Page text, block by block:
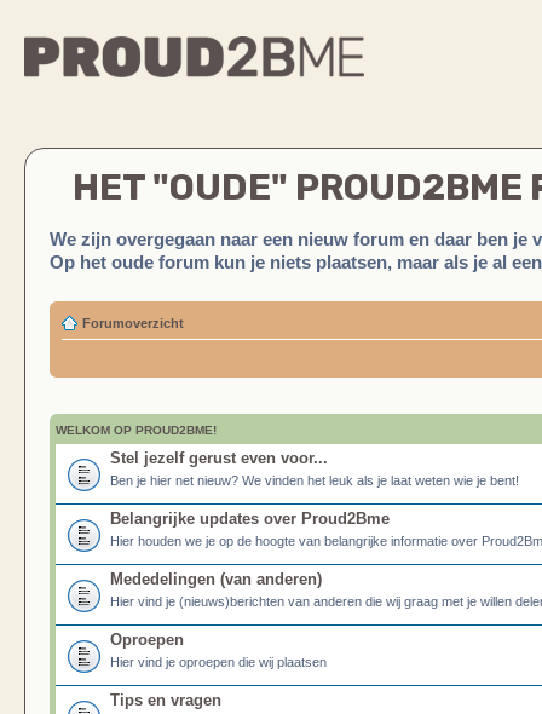
HET "OUDE" PROUD2BME
We zijn overgegaan naar een nieuw forum en daar ben je
Op het oude forum kun je niets plaatsen, maar als je al
Forumoverzicht
WELKOM OP PROUD2BME!
Stel jezelf gerust even voor...
Ben je hier net nieuw? We vinden het leuk als je laat weten wie je bent!
Belangrijke updates over Proud2Bme
Hier houden we je op de hoogte van belangrijke informatie over
Mededelingen (van anderen)
Hier vind je (nieuws)berichten van anderen die wij graag met je willen
Oproepen
Hier vind je oproepen die wij plaatsen
Tips en vragen